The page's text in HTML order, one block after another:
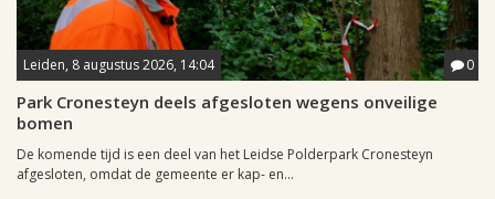
Leiden, 8 augustus 2026, 14:04 0
Park Cronesteyn deels afgesloten wegens onveilige
bomen
De komende tijd is een deel van het Leidse Polderpark Cronesteyn
afgesloten, omdat de gemeente er kap- en...